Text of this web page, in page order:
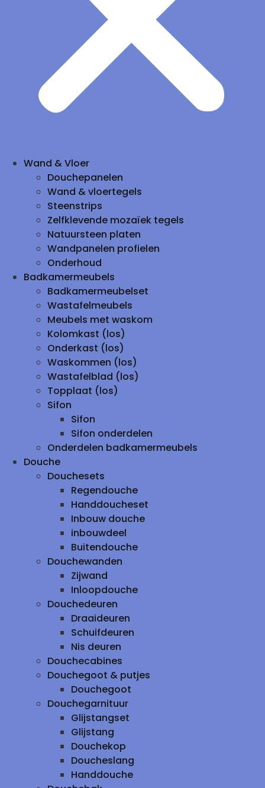
Wand & Vloer
Douchepanelen
Wand & vloertegels
Steenstrips
Zelfklevende mozaïek tegels
Natuursteen platen
Wandpanelen profielen
Onderhoud
Badkamermeubels
Badkamermeubelset
Wastafelmeubels
Meubels met waskom
Kolomkast (los)
Onderkast (los)
Waskommen (los)
Wastafelblad (los)
Topplaat (los)
Sifon
Sifon
Sifon onderdelen
Onderdelen badkamermeubels
Douche
Douchesets
Regendouche
Handdoucheset
Inbouw douche
inbouwdeel
Buitendouche
Douchewanden
Zijwand
Inloopdouche
Douchedeuren
Draaideuren
Schuifdeuren
Nis deuren
Douchecabines
Douchegoot & putjes
Douchegoot
Douchegarnituur
Glijstangset
Glijstang
Douchekop
Doucheslang
Handdouche